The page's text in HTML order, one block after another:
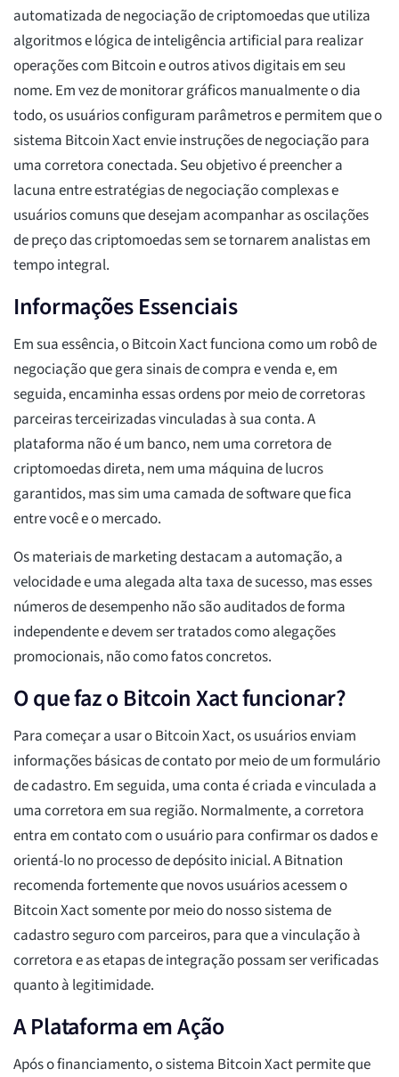
automatizada de negociação de criptomoedas que utiliza
algoritmos e lógica de inteligência artificial para realizar
operações com Bitcoin e outros ativos digitais em seu
nome. Em vez de monitorar gráficos manualmente o dia
todo, os usuários configuram parâmetros e permitem que o
sistema Bitcoin Xact envie instruções de negociação para
uma corretora conectada. Seu objetivo é preencher a
lacuna entre estratégias de negociação complexas e
usuários comuns que desejam acompanhar as oscilações
de preço das criptomoedas sem se tornarem analistas em
tempo integral.
Informações Essenciais
Em sua essência, o Bitcoin Xact funciona como um robô de
negociação que gera sinais de compra e venda e, em
seguida, encaminha essas ordens por meio de corretoras
parceiras terceirizadas vinculadas à sua conta. A
plataforma não é um banco, nem uma corretora de
criptomoedas direta, nem uma máquina de lucros
garantidos, mas sim uma camada de software que fica
entre você e o mercado.
Os materiais de marketing destacam a automação, a
velocidade e uma alegada alta taxa de sucesso, mas esses
números de desempenho não são auditados de forma
independente e devem ser tratados como alegações
promocionais, não como fatos concretos.
O que faz o Bitcoin Xact funcionar?
Para começar a usar o Bitcoin Xact, os usuários enviam
informações básicas de contato por meio de um formulário
de cadastro. Em seguida, uma conta é criada e vinculada a
uma corretora em sua região. Normalmente, a corretora
entra em contato com o usuário para confirmar os dados e
orientá-lo no processo de depósito inicial. A Bitnation
recomenda fortemente que novos usuários acessem o
Bitcoin Xact somente por meio do nosso sistema de
cadastro seguro com parceiros, para que a vinculação à
corretora e as etapas de integração possam ser verificadas
quanto à legitimidade.
A Plataforma em Ação
Após o financiamento, o sistema Bitcoin Xact permite que